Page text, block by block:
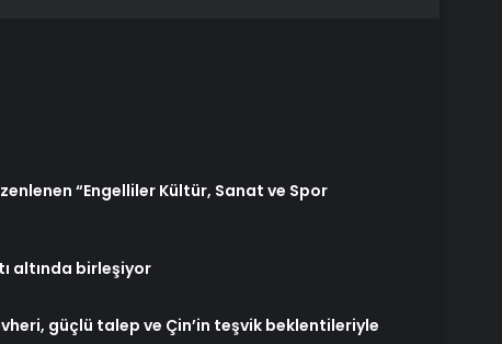
“Engelliler Kültür, Sanat ve Spor
altında birleşiyor
güçlü talep ve Çin’in teşvik beklentileriyle